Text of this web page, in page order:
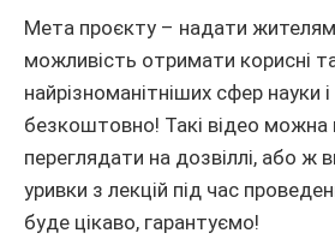
Мета проєкту – надати жителям
можливість отримати корисні
найрізноманітніших сфер науки
безкоштовно! Такі відео можна
переглядати на дозвіллі, або ж
уривки з лекцій під час
буде цікаво, гарантуємо!